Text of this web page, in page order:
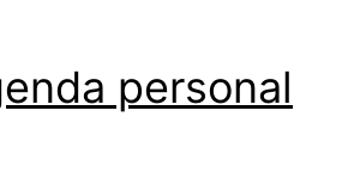
personal